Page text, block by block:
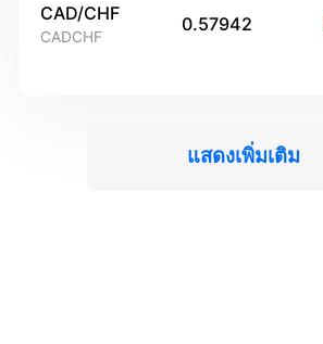
CAD/CHF
CADCHF
0.57942
แสดงเพิ่มเติม